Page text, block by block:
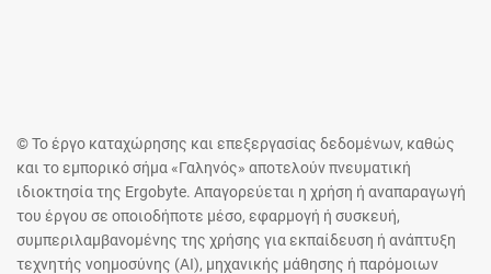
© Το έργο καταχώρησης και επεξεργασίας δεδομένων, καθώς
και το εμπορικό σήμα «Γαληνός» αποτελούν πνευματική
ιδιοκτησία της Ergobyte. Απαγορεύεται η χρήση ή αναπαραγωγή
του έργου σε οποιοδήποτε μέσο, εφαρμογή ή συσκευή,
συμπεριλαμβανομένης της χρήσης για εκπαίδευση ή ανάπτυξη
τεχνητής νοημοσύνης (AI), μηχανικής μάθησης ή παρόμοιων